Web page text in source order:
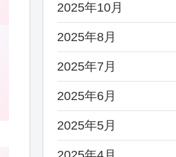
2025年10月
2025年8月
2025年7月
2025年6月
2025年5月